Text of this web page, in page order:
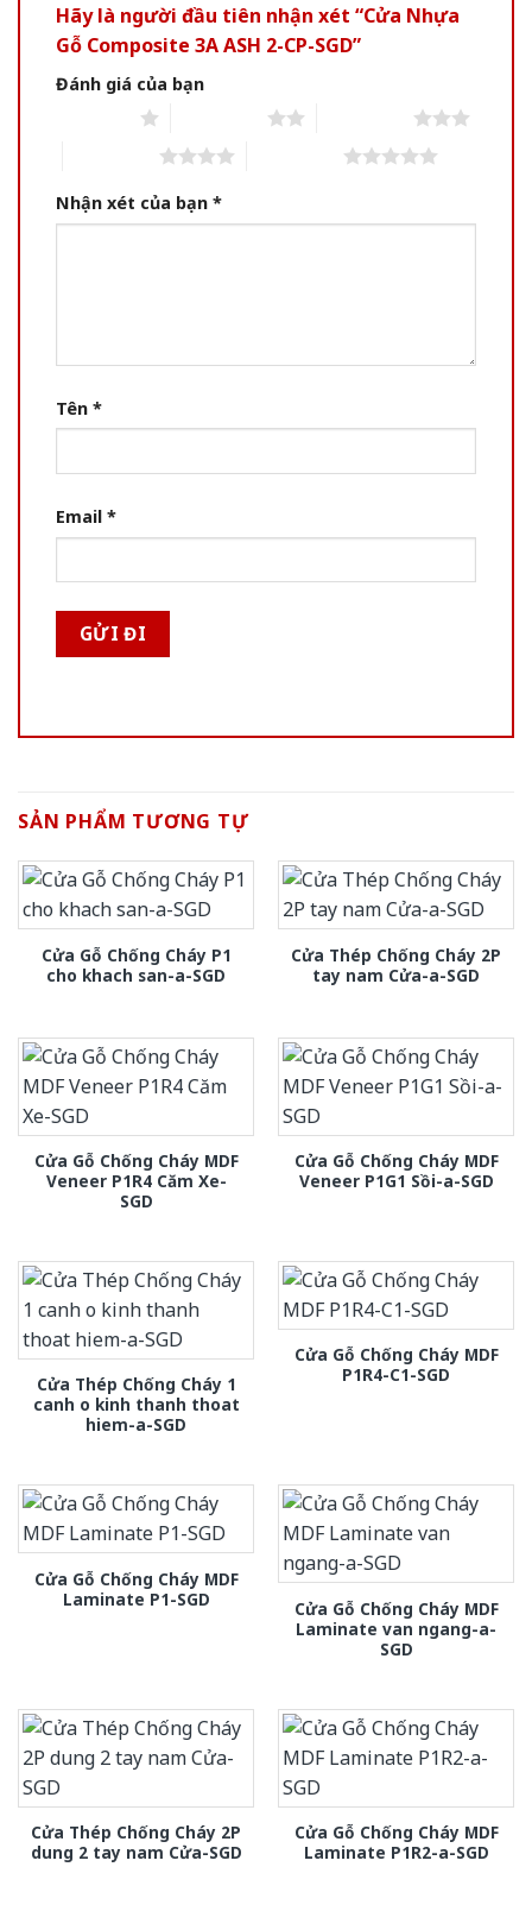
Hãy là người đầu tiên nhận xét “Cửa Nhựa
Gỗ Composite 3A ASH 2-CP-SGD”
Đánh giá của bạn
Nhận xét của bạn *
Tên *
Email *
SẢN PHẨM TƯƠNG TỰ
Cửa Gỗ Chống Cháy P1
cho khach san-a-SGD
Cửa Thép Chống Cháy 2P
tay nam Cửa-a-SGD
Cửa Gỗ Chống Cháy MDF
Veneer P1R4 Căm Xe-
SGD
Cửa Gỗ Chống Cháy MDF
Veneer P1G1 Sồi-a-SGD
Cửa Thép Chống Cháy 1
canh o kinh thanh thoat
hiem-a-SGD
Cửa Gỗ Chống Cháy MDF
P1R4-C1-SGD
Cửa Gỗ Chống Cháy MDF
Laminate P1-SGD
Cửa Gỗ Chống Cháy MDF
Laminate van ngang-a-
SGD
Cửa Thép Chống Cháy 2P
dung 2 tay nam Cửa-SGD
Cửa Gỗ Chống Cháy MDF
Laminate P1R2-a-SGD